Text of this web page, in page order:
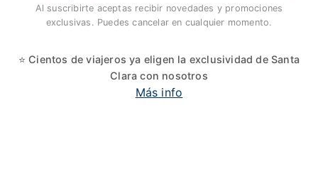
Al suscribirte aceptas recibir novedades y promociones
exclusivas. Puedes cancelar en cualquier momento.
⭐ Cientos de viajeros ya eligen la exclusividad de Santa
Clara con nosotros
Más info